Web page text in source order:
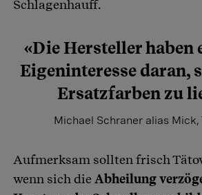
Schlagenhauff.
«Die Hersteller haben
Eigeninteresse daran,
Ersatzfarben zu
Michael Schraner alias
Aufmerksam sollten frisch
wenn sich dieAbheilung